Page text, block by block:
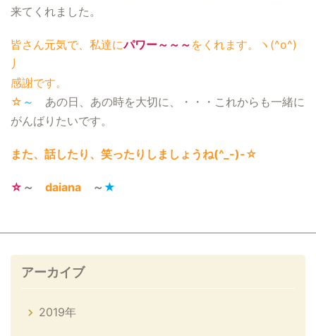
来てくれました。
皆さん元気で、私達にパワー～～～ をくれます。ヽ(^o^)
丿
感謝です。
☆ ～
あの日、あの時を大切に、・・・これからも一緒に
がんばりたいです。
また、 話したり、笑ったりしましょうね(^_-)-☆
☆ ～ daiana ～ ★
アーカイブ
2019年